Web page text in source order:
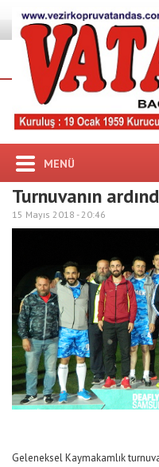
MENÜ
Turnuvanın
15 Mayıs 2018 -20:46
Geleneksel Kaymakamlık